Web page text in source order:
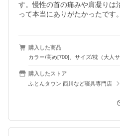
す。慢性の首の痛みや肩凝りは
って本当にありがたかったです。
購入した商品
カラー/高め[700]、サイズ/枕（大人サ
購入したストア
ふとんタウン 西川など寝具専門店